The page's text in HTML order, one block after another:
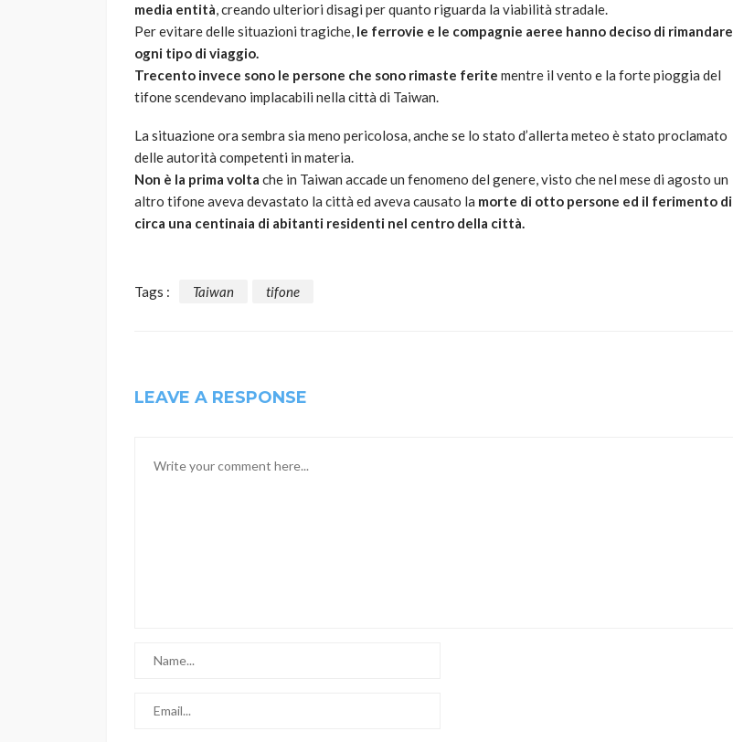
media entità, creando ulteriori disagi per quanto riguarda la viabilità stradale.
Per evitare delle situazioni tragiche, le ferrovie e le compagnie aeree hanno deciso di rimandare
ogni tipo di viaggio.
Trecento invece sono le persone che sono rimaste ferite mentre il vento e la forte pioggia del
tifone scendevano implacabili nella città di Taiwan.
La situazione ora sembra sia meno pericolosa, anche se lo stato d’allerta meteo è stato proclamato
delle autorità competenti in materia.
Non è la prima volta che in Taiwan accade un fenomeno del genere, visto che nel mese di agosto un
altro tifone aveva devastato la città ed aveva causato la morte di otto persone ed il ferimento di
circa una centinaia di abitanti residenti nel centro della città.
Tags : Taiwan tifone
LEAVE A RESPONSE